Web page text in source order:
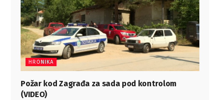
HRONIKA
Požar kod Zagrađa za sada pod kontrolom
(VIDEO)